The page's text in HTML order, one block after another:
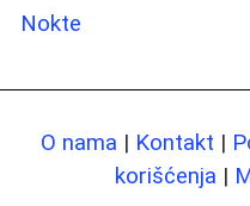
Nokte
O nama | Kontakt |
korišćenja |